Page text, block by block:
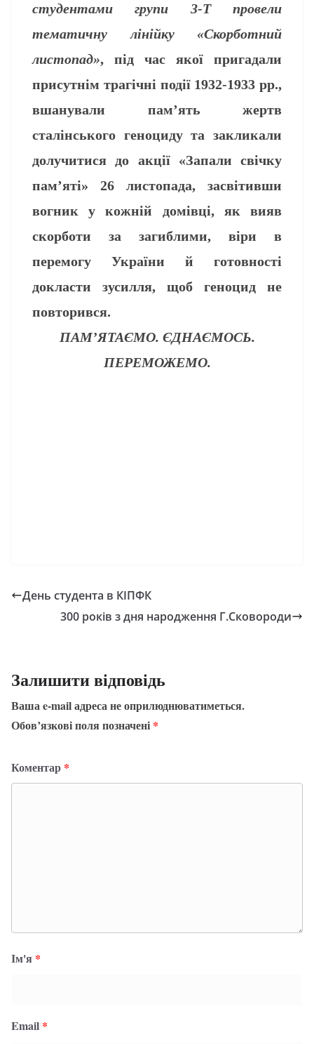
студентами групи 3-Т провели
тематичну лінійку «Скорботний
листопад», під час якої пригадали
присутнім трагічні події 1932-1933 рр.,
вшанували пам’ять жертв
сталінського геноциду та закликали
долучитися до акції «Запали свічку
пам’яті» 26 листопада, засвітивши
вогник у кожній домівці, як вияв
скорботи за загиблими, віри в
перемогу України й готовності
докласти зусилля, щоб геноцид не
повторився.
ПАМ’ЯТАЄМО. ЄДНАЄМОСЬ.
ПЕРЕМОЖЕМО.
День студента в КІПФК
300 років з дня народження Г.Сковороди
Залишити відповідь
Ваша e-mail адреса не оприлюднюватиметься.
Обов’язкові поля позначені *
Коментар *
Ім'я *
Email *